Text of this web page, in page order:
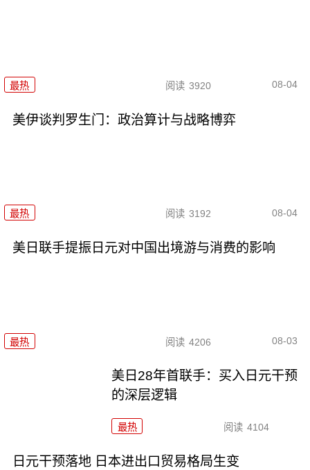
最热 阅读 3920 08-04
美伊谈判罗生门：政治算计与战略博弈
最热 阅读 3192 08-04
美日联手提振日元对中国出境游与消费的影响
最热 阅读 4206 08-03
美日28年首联手：买入日元干预
的深层逻辑
最热 阅读 4104
日元干预落地 日本进出口贸易格局生变